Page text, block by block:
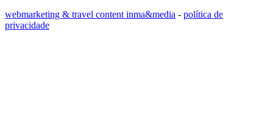
webmarketing & travel content inma&media - política de
privacidade